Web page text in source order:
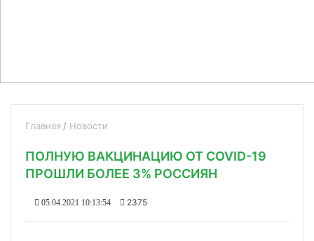
Главная Новости
ПОЛНУЮ ВАКЦИНАЦИЮ ОТ COVID-19
ПРОШЛИ БОЛЕЕ 3% РОССИЯН
05.04.2021 10:13:54 2375